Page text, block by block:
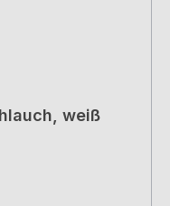
weiß